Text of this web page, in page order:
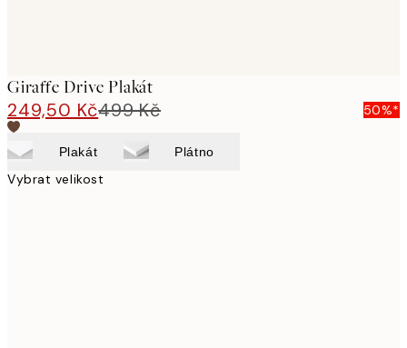
Giraffe Drive Plakát
249,50 Kč499 Kč 50%*
Plakát Plátno
Vybrat velikost